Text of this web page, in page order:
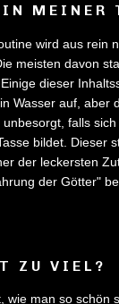
MEINER
wird aus rein
meisten davon
dieser
Wasser auf, aber
falls sich
bildet. Dieser
der leckersten
der Götter"
ZU VIEL?
wie man so schön